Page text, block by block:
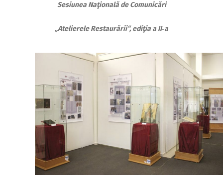
Sesiunea Naţională de Comunicări
„Atelierele Restaurării“, ediţia a II‑a